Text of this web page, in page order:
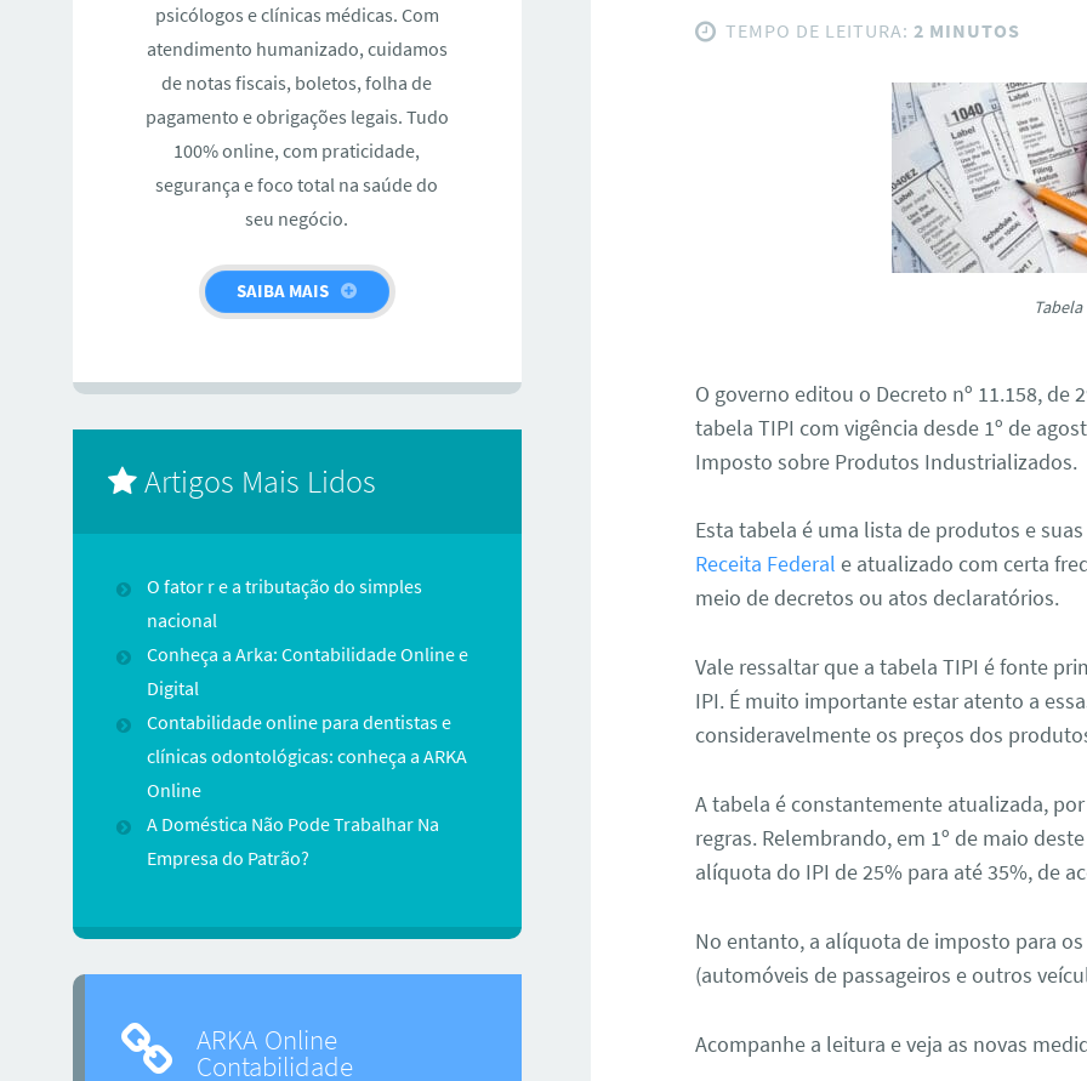
TEMPO DE LEITURA: 2 MINUTOS
Tabela
O governo editou o Decreto nº 11.158,
tabela TIPI com vigência desde 1º de
Imposto sobre Produtos Industrializados.
Esta tabela é uma lista de produtos e
Receita Federal e atualizado com certa
meio de decretos ou atos declaratórios.
Vale ressaltar que a tabela TIPI é fonte
IPI. É muito importante estar atento a
consideravelmente os preços dos
A tabela é constantemente atualizada,
regras. Relembrando, em 1º de maio
alíquota do IPI de 25% para até 35%, de
No entanto, a alíquota de imposto para
(automóveis de passageiros e outros
Acompanhe a leitura e veja as novas
psicólogos e clínicas médicas. Com
atendimento humanizado, cuidamos
de notas fiscais, boletos, folha de
pagamento e obrigações legais. Tudo
100% online, com praticidade,
segurança e foco total na saúde do
seu negócio.
SAIBA MAIS
Artigos Mais Lidos
O fator r e a tributação do simples
nacional
Conheça a Arka: Contabilidade Online e
Digital
Contabilidade online para dentistas e
clínicas odontológicas: conheça a ARKA
Online
A Doméstica Não Pode Trabalhar Na
Empresa do Patrão?
ARKA Online
Contabilidade